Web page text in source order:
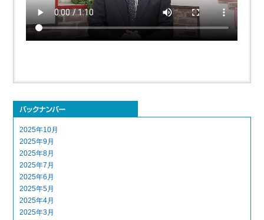
2025年10月
2025年9月
2025年8月
2025年7月
2025年6月
2025年5月
2025年4月
2025年3月